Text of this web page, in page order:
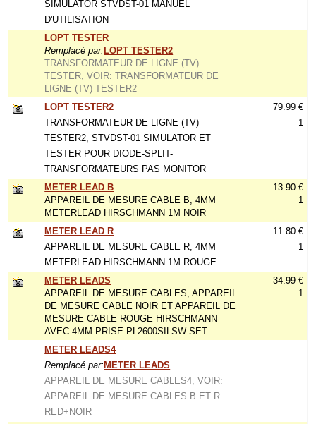
SIMULATOR STVDST-01 MANUEL
D'UTILISATION
LOPT TESTER
Remplacé par: LOPT TESTER2
TRANSFORMATEUR DE LIGNE (TV)
TESTER, VOIR: TRANSFORMATEUR DE
LIGNE (TV) TESTER2
LOPT TESTER2
TRANSFORMATEUR DE LIGNE (TV)
TESTER2, STVDST-01 SIMULATOR ET
TESTER POUR DIODE-SPLIT-
TRANSFORMATEURS PAS MONITOR
79.99 €
1
METER LEAD B
APPAREIL DE MESURE CABLE B, 4MM
METERLEAD HIRSCHMANN 1M NOIR
13.90 €
1
METER LEAD R
APPAREIL DE MESURE CABLE R, 4MM
METERLEAD HIRSCHMANN 1M ROUGE
11.80 €
1
METER LEADS
APPAREIL DE MESURE CABLES, APPAREIL
DE MESURE CABLE NOIR ET APPAREIL DE
MESURE CABLE ROUGE HIRSCHMANN
AVEC 4MM PRISE PL2600SILSW SET
34.99 €
1
METER LEADS4
Remplacé par: METER LEADS
APPAREIL DE MESURE CABLES4, VOIR:
APPAREIL DE MESURE CABLES B ET R
RED+NOIR